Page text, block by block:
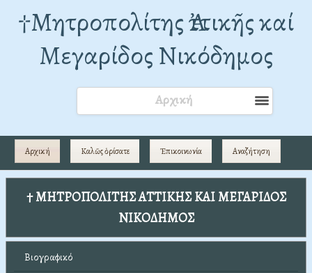
†Mητροπολίτης Ἀττικῆς καί
Μεγαρίδος Νικόδημος
Αρχική
Αρχική Καλῶς ὁρίσατε Ἐπικοινωνία Αναζήτηση
† ΜΗΤΡΟΠΟΛΙΤΗΣ ΑΤΤΙΚΗΣ ΚΑΙ ΜΕΓΑΡΙΔΟΣ
ΝΙΚΟΔΗΜΟΣ
Βιογραφικό